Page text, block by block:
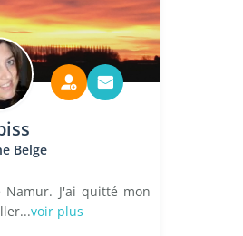
Belge
J'ai quitté mon
voir plus